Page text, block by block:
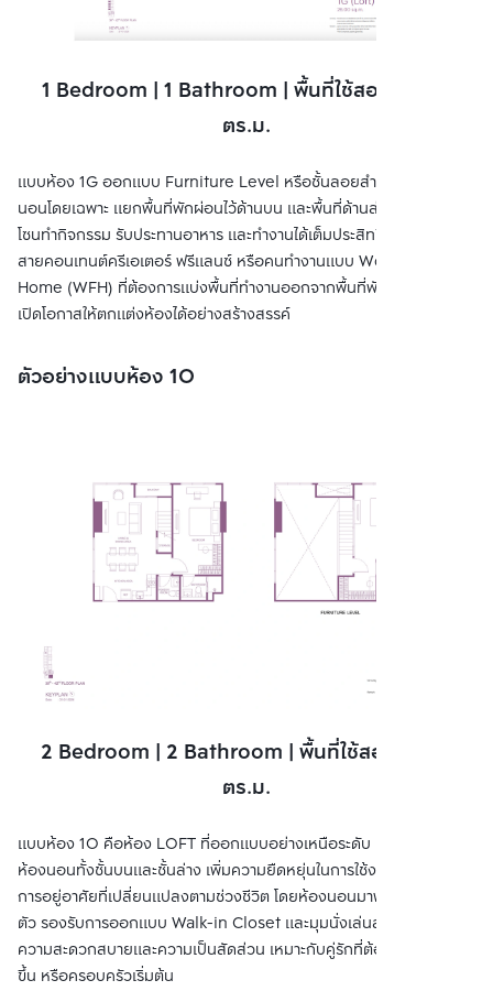
1 Bedroom | 1 Bathroom | พื้นที่ใช้สอย 26.00
ตร.ม.
แบบห้อง 1G ออกแบบ Furniture Level หรือชั้นลอยสำหรับวางเตียง
นอนโดยเฉพาะ แยกพื้นที่พักผ่อนไว้ด้านบน และพื้นที่ด้านล่างถูกจัดให้เป็น
โซนทำกิจกรรม รับประทานอาหาร และทำงานได้เต็มประสิทธิภาพ เหมาะกับ
สายคอนเทนต์ครีเอเตอร์ ฟรีแลนซ์ หรือคนทำงานแบบ Work from
Home (WFH) ที่ต้องการแบ่งพื้นที่ทำงานออกจากพื้นที่พักผ่อน พร้อม
เปิดโอกาสให้ตกแต่งห้องได้อย่างสร้างสรรค์
ตัวอย่างแบบห้อง 1O
2 Bedroom | 2 Bathroom | พื้นที่ใช้สอย 61.50
ตร.ม.
แบบห้อง 1O คือห้อง LOFT ที่ออกแบบอย่างเหนือระดับ ด้วยการจัดวาง
ห้องนอนทั้งชั้นบนและชั้นล่าง เพิ่มความยืดหยุ่นในการใช้งานและรองรับ
การอยู่อาศัยที่เปลี่ยนแปลงตามช่วงชีวิต โดยห้องนอนมาพร้อมห้องน้ำใน
ตัว รองรับการออกแบบ Walk-in Closet และมุมนั่งเล่นส่วนตัว เพิ่ม
ความสะดวกสบายและความเป็นสัดส่วน เหมาะกับคู่รักที่ต้องการพื้นที่มาก
ขึ้น หรือครอบครัวเริ่มต้น